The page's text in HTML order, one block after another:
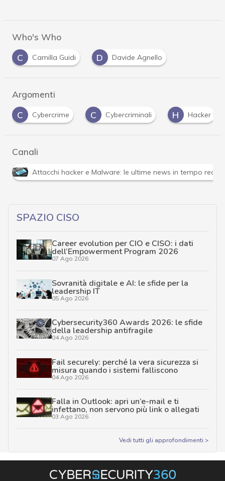
Who's Who
C
Camilla Guidi D Davide Agnello
Argomenti
C
Cybercrime C Cybercriminali H Hacker
Canali
Attacchi hacker e Malware: le ultime news in tempo
SPAZIO CISO
Career evolution per CIO e CISO: i dati
dell’Empowerment Program 2026
07 Ago 2026
Sovranità digitale e AI: le sfide per la
leadership IT
05 Ago 2026
Cybersecurity360 Awards 2026: le sfide
della leadership antifragile
04 Ago 2026
Fail securely: perché la vera sicurezza si
misura quando i sistemi falliscono
04 Ago 2026
Falla in Outlook: apri un’e-mail e ti
infettano, non servono più link o allegati
03 Ago 2026
Vedi tutti gli approfondimenti >